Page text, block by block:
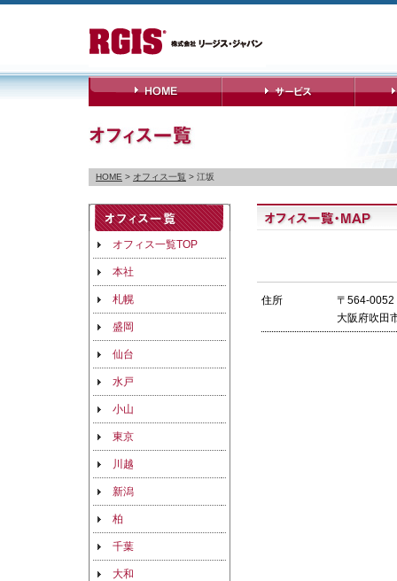
HOME > オフィス一覧 > 江坂
オフィス一覧TOP
本社
札幌
盛岡
仙台
水戸
小山
東京
川越
新潟
柏
千葉
大和
住所
〒564-0052
大阪府吹田